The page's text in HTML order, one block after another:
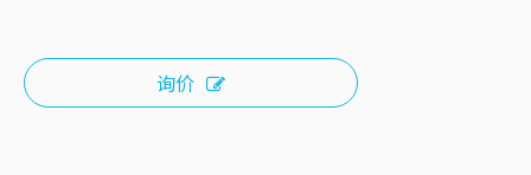
询价